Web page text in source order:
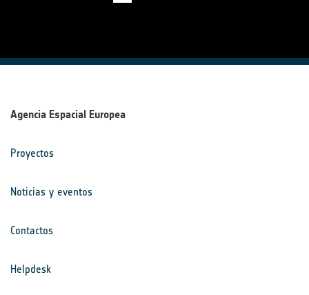
Agencia Espacial Europea
Proyectos
Noticias y eventos
Contactos
Helpdesk